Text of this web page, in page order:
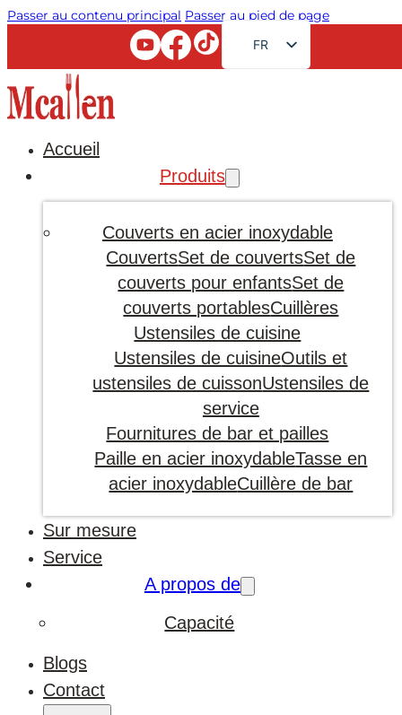
Passer au contenu principal Passer au pied de page
FR
EN
PT
KO
Accueil
Produits
Couverts en acier inoxydable
CouvertsSet de couvertsSet de
couverts pour enfantsSet de
couverts portablesCuillères
Ustensiles de cuisine
Ustensiles de cuisineOutils et
ustensiles de cuissonUstensiles de
service
Fournitures de bar et pailles
Paille en acier inoxydableTasse en
acier inoxydableCuillère de bar
Sur mesure
Service
A propos de
Capacité
Blogs
Contact